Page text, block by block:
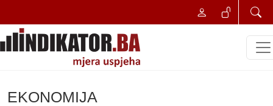
EKONOMIJA